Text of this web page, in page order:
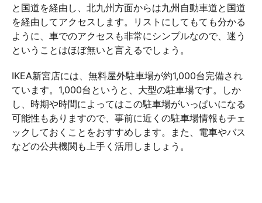
と国道を経由し、北九州方面からは九州自動車道と国道
を経由してアクセスします。リストにしてもても分かる
ように、車でのアクセスも非常にシンプルなので、迷う
ということはほぼ無いと言えるでしょう。
IKEA新宮店には、無料屋外駐車場が約1,000台完備され
ています。1,000台というと、大型の駐車場です。しか
し、時期や時間によってはこの駐車場がいっぱいになる
可能性もありますので、事前に近くの駐車場情報もチェ
ックしておくことをおすすめします。また、電車やバス
などの公共機関も上手く活用しましょう。